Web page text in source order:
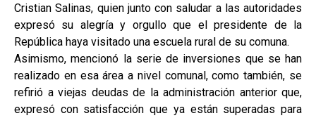
Cristian Salinas, quien junto con saludar a las autoridades
expresó su alegría y orgullo que el presidente de la
República haya visitado una escuela rural de su comuna.
Asimismo, mencionó la serie de inversiones que se han
realizado en esa área a nivel comunal, como también, se
refirió a viejas deudas de la administración anterior que,
expresó con satisfacción que ya están superadas para